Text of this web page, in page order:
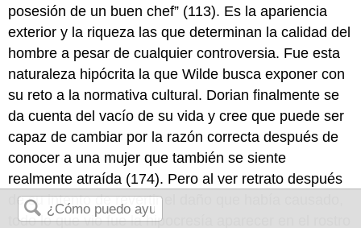
posesión de un buen chef” (113). Es la apariencia
exterior y la riqueza las que determinan la calidad del
hombre a pesar de cualquier controversia. Fue esta
naturaleza hipócrita la que Wilde busca exponer con
su reto a la normativa cultural. Dorian finalmente se
da cuenta del vacío de su vida y cree que puede ser
capaz de cambiar por la razón correcta después de
conocer a una mujer que también se siente
realmente atraída (174). Pero al ver retrato después
de su intento de revertir el daño que había causado,
todo lo que vio fue la hipocresía aparecer en el rostro